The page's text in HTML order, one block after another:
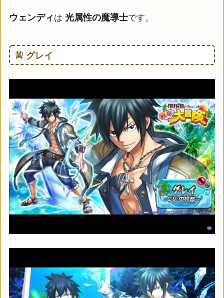
ウェンディは 光属性の魔導士です。
グレイ